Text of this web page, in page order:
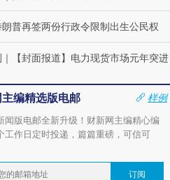
朗普再签两份行政令限制出生公民权
｜ 【封面报道】电力现货市场元年突进
编精选版电邮
样例
闻版电邮全新升级！财新网主编精心编
工作日定时投递，篇篇重磅，可信可
订阅